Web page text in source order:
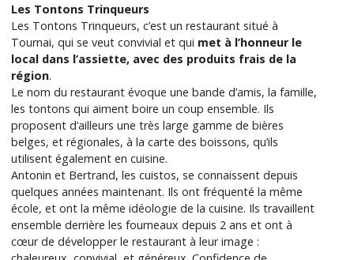
Les Tontons Trinqueurs
Les Tontons Trinqueurs, c’est un restaurant situé à
Tournai, qui se veut convivial et qui met à l’honneur le
local dans l’assiette, avec des produits frais de la
région.
Le nom du restaurant évoque une bande d’amis, la famille,
les tontons qui aiment boire un coup ensemble. Ils
proposent d’ailleurs une très large gamme de bières
belges, et régionales, à la carte des boissons, qu’ils
utilisent également en cuisine.
Antonin et Bertrand, les cuistos, se connaissent depuis
quelques années maintenant. Ils ont fréquenté la même
école, et ont la même idéologie de la cuisine. Ils travaillent
ensemble derrière les fourneaux depuis 2 ans et ont à
cœur de développer le restaurant à leur image :